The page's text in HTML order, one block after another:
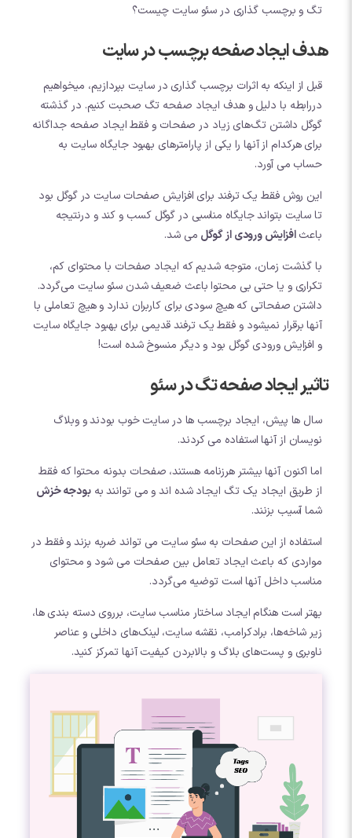
تگ و برچسب گذاری در سئو سایت چیست؟
هدف ایجاد صفحه برچسب در سایت
قبل از اینکه به اثرات برچسب گذاری در سایت بپردازیم، میخواهیم
دررابطه با دلیل و هدف ایجاد صفحه تگ صحبت کنیم. در گذشته
گوگل داشتن تگ‌های زیاد در صفحات و فقط ایجاد صفحه جداگانه
برای هرکدام از آنها را یکی از پارامترهای بهبود جایگاه سایت به
حساب می آورد.
این روش فقط یک ترفند برای افزایش صفحات سایت در گوگل بود
تا سایت بتواند جایگاه مناسبی در گوگل کسب و کند و درنتیجه
باعثافزایش ورودی از گوگل می شد.
با گذشت زمان، متوجه شدیم که ایجاد صفحات با محتوای کم،
تکراری و یا حتی بی محتوا باعث ضعیف شدن سئو سایت می‌گردد.
داشتن صفحاتی که هیچ سودی برای کاربران ندارد و هیچ تعاملی با
آنها برقرار نمیشود و فقط یک ترفند قدیمی برای بهبود جایگاه سایت
و افزایش ورودی گوگل بود و دیگر منسوخ شده است!
تاثیر ایجاد صفحه تگ در سئو
سال ها پیش، ایجاد برچسب ها در سایت خوب بودند و وبلاگ
نویسان از آنها استفاده می کردند.
اما اکنون آنها بیشتر هرزنامه هستند، صفحات بدونه محتوا که فقط
از طریق ایجاد یک تگ ایجاد شده اند و می توانند بهبودجه خزش
شما آسیب بزنند.
استفاده از این صفحات به سئو سایت می تواند ضربه بزند و فقط در
مواردی که باعث ایجاد تعامل بین صفحات می شود و محتوای
مناسب داخل آنها است توضیه می‌گردد.
بهتر است هنگام ایجاد ساختار مناسب سایت، برروی دسته بندی ها،
زیر شاخه‌ها، برادکرامب، نقشه سایت، لینک‌های داخلی و عناصر
ناوبری و پست‌های بلاگ و بالابردن کیفیت آنها تمرکز کنید.